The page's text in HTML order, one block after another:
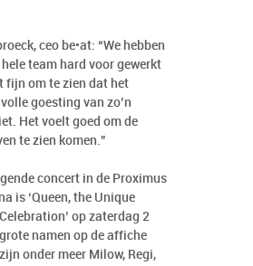
ceo be•at: “We hebben
team hard voor gewerkt
fijn om te zien dat het
goesting van zo’n
Het voelt goed om de
te zien komen.”
concert in de Proximus
is ‘Queen, the Unique
op zaterdag 2
namen op de affiche
onder meer Milow, Regi,